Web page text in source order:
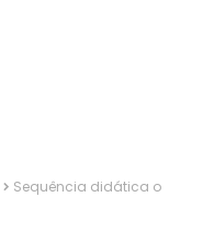
Sequência didática o